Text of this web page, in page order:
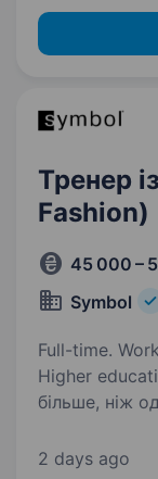
Тренер
Fashion)
45 000 –
Symbol
Full-time.
Higher education. Якщо для вас
більше, ніж
раді знайомству. Symbol —
2 days ago